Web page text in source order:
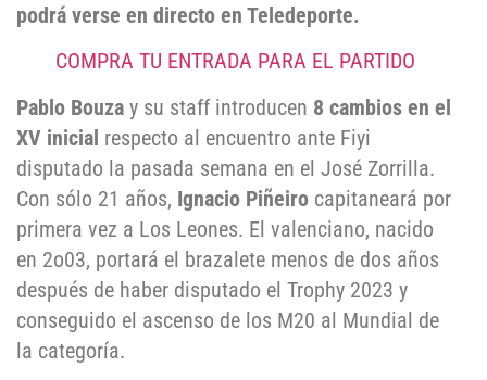
podrá verse en directo en Teledeporte.
COMPRA TU ENTRADA PARA EL PARTIDO
Pablo Bouza y su staff introducen 8 cambios en el
XV inicial respecto al encuentro ante Fiyi
disputado la pasada semana en el José Zorrilla.
Con sólo 21 años, Ignacio Piñeiro capitaneará por
primera vez a Los Leones. El valenciano, nacido
en 2o03, portará el brazalete menos de dos años
después de haber disputado el Trophy 2023 y
conseguido el ascenso de los M20 al Mundial de
la categoría.